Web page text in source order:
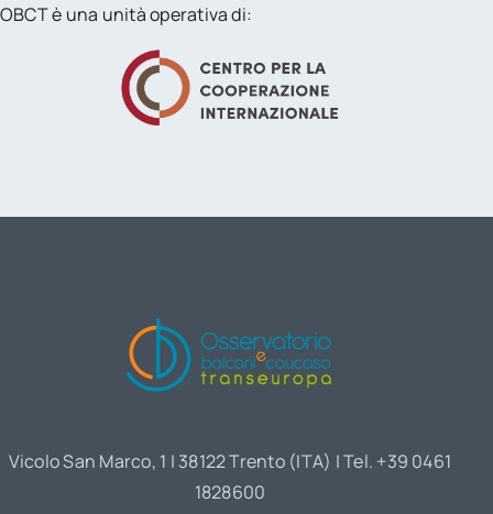
OBCT è una unità operativa di:
Vicolo San Marco, 1 | 38122 Trento (ITA) | Tel. +39 0461
1828600